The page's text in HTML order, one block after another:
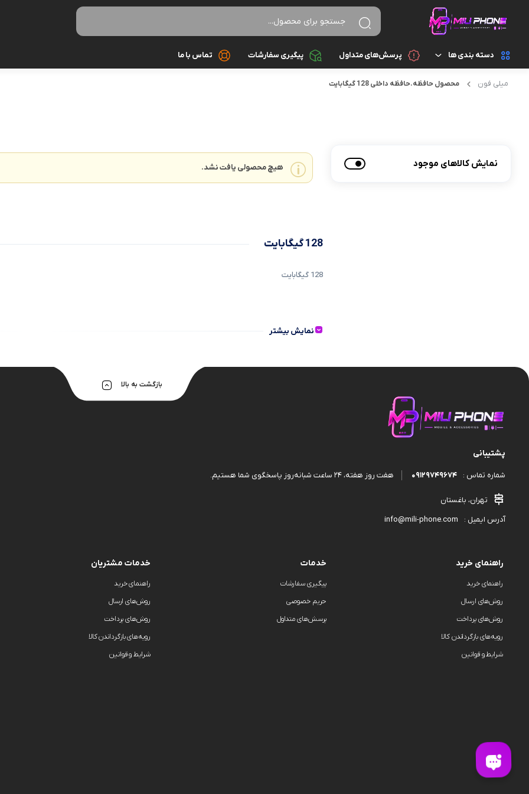
دسته بندی ها
تجهیزات جانبی
تبدیل و رابط
شارژ و آداپتور
پرسش‌های متداول پیگیری سفارشات تماس با ما
میلی فون محصول حافظه.حافظه داخلی128 گيگابايت
نمایش کالاهای موجود هیچ محصولی یافت نشد.
128 گيگابايت
128 گيگابايت
نمایش بیشتر
بازگشت به بالا
پشتیبانی
شماره تماس : 09129749674 هفت روز هفته، ۲۴ ساعت شبانه‌روز پاسخگوی شما هستیم.
تهران، باغستان
آدرس ایمیل :
info@mili-phone.com
راهنمای خرید
راهنمای خرید
روش‌های ارسال
روش‌های پرداخت
رویه‌های بازگرداندن کالا
شرایط و قوانین
خدمات
پیگیری سفارشات
حریم خصوصی
پرسش‌های متداول
خدمات مشتریان
راهنمای خرید
روش‌های ارسال
روش‌های پرداخت
رویه‌های بازگرداندن کالا
شرایط و قوانین